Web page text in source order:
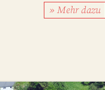
» Mehr dazu